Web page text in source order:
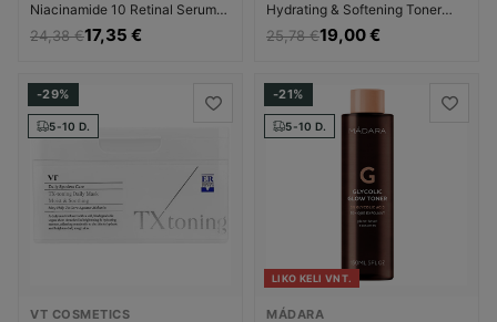
Niacinamide 10 Retinal Serum
Pigmentinių dėmių šalinimo
priemonė Moterims
24,38 €17,35 €
Hydrating & Softening Toner
Drėkinamasis veido kremas
Moterims
25,78 €19,00 €
-29%
5-10 D.
VT COSMETICS
-21%
5-10 D.
LIKO KELI VNT.
MÁDARA